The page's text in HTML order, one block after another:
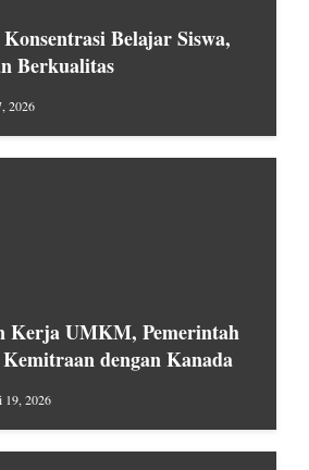
Belajar Siswa,
Berkualitas
2026
Kerja UMKM, Pemerintah
dengan Kanada
19, 2026